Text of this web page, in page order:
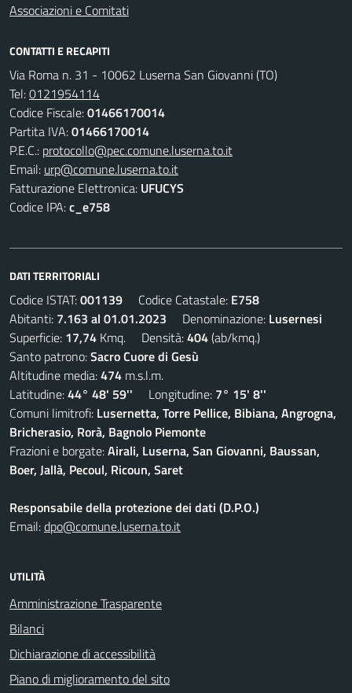
Associazioni e Comitati
CONTATTI E RECAPITI
Via Roma n. 31 - 10062 Luserna San Giovanni (TO)
Tel:0121954114
Codice Fiscale:01466170014
Partita IVA:01466170014
P.E.C.: protocollo@pec.comune.luserna.to.it
Email: urp@comune.luserna.to.it
Fatturazione Elettronica: UFUCYS
Codice IPA:c_e758
DATI TERRITORIALI
Codice ISTAT:001139 Codice Catastale: E758
Abitanti: 7.163 al 01.01.2023 Denominazione: Lusernesi
Superficie: 17,74 Kmq. Densità:404(ab/kmq.)
Santo patrono:Sacro Cuore di Gesù
Altitudine media:474 m.s.l.m.
Latitudine:44° 48' 59'' Longitudine: 7° 15' 8''
Comuni limitrofi: Lusernetta, Torre Pellice, Bibiana, Angrogna,
Bricherasio, Rorà, Bagnolo Piemonte
Frazioni e borgate:Airali, Luserna, San Giovanni, Baussan,
Boer, Jallà, Pecoul, Ricoun, Saret
Responsabile della protezione dei dati (D.P.O.)
Email:dpo@comune.luserna.to.it
UTILITÀ
Amministrazione Trasparente
Bilanci
Dichiarazione di accessibilità
Piano di miglioramento del sito